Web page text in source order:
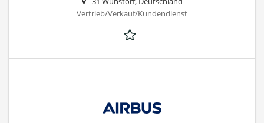
Vertrieb/Verkauf/Kundendienst